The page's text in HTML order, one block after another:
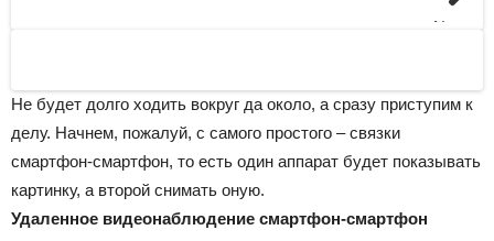
Next
Не будет долго ходить вокруг да около, а сразу приступим к
делу. Начнем, пожалуй, с самого простого – связки
смартфон-смартфон, то есть один аппарат будет показывать
картинку, а второй снимать оную.
Удаленное видеонаблюдение смартфон-смартфон